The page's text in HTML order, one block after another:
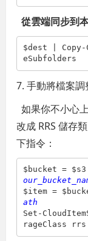
從雲端同步到
$dest | Copy-
eSubfolders
7. 手動將檔案調
如果你不小心
改成 RRS 儲存
下指令：
$bucket =
$item =
ath
Set-
rageClass rrs